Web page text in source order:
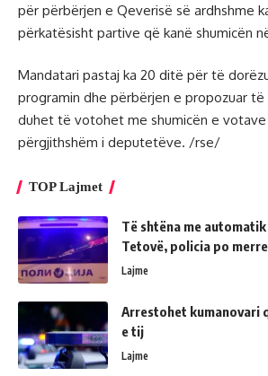
për përbërjen e Qeverisë së ardhshme
përkatësisht partive që kanë shumicën
Mandatari pastaj ka 20 ditë për të
programin dhe përbërjen e propozuar të
duhet të votohet me shumicën e votave
përgjithshëm i deputetëve. /rse/
TOP Lajmet
Të shtëna me
Tetovë, policia po
Lajme
Arrestohet kumanovari
e tij
Lajme